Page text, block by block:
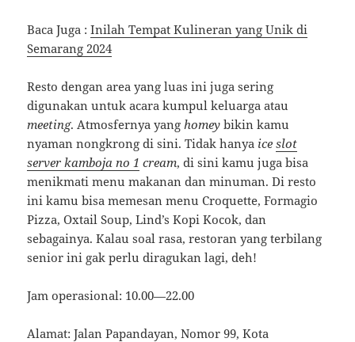
Baca Juga :Inilah Tempat Kulineran yang Unik di
Semarang 2024
Resto dengan area yang luas ini juga sering
digunakan untuk acara kumpul keluarga atau
meeting. Atmosfernya yang homey bikin kamu
nyaman nongkrong di sini. Tidak hanya iceslot
server kamboja no 1 cream, di sini kamu juga bisa
menikmati menu makanan dan minuman. Di resto
ini kamu bisa memesan menu Croquette, Formagio
Pizza, Oxtail Soup, Lind’s Kopi Kocok, dan
sebagainya. Kalau soal rasa, restoran yang terbilang
senior ini gak perlu diragukan lagi, deh!
Jam operasional: 10.00—22.00
Alamat: Jalan Papandayan, Nomor 99, Kota